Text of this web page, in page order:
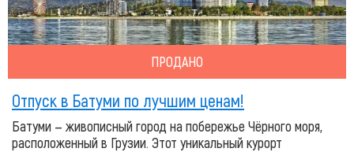
ПРОДАНО
Отпуск в Батуми по лучшим ценам!
Батуми — живописный город на побережье Чёрного моря,
расположенный в Грузии. Этот уникальный курорт